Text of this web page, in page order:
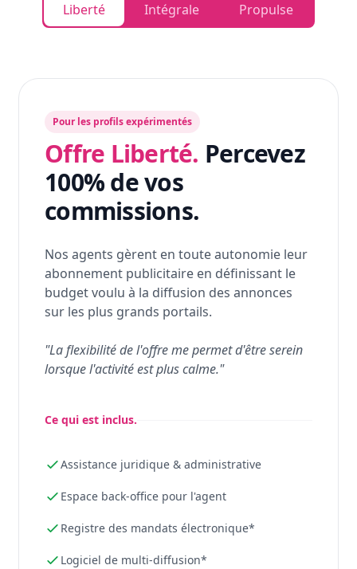
Liberté Intégrale Propulse
Pour les profils expérimentés
Offre Liberté. Percevez
100% de vos
commissions.
Nos agents gèrent en toute autonomie leur
abonnement publicitaire en définissant le
budget voulu à la diffusion des annonces
sur les plus grands portails.
"La flexibilité de l'offre me permet d'être serein
lorsque l'activité est plus calme."
Ce qui est inclus.
Assistance juridique & administrative
Espace back-office pour l'agent
Registre des mandats électronique*
Logiciel de multi-diffusion*